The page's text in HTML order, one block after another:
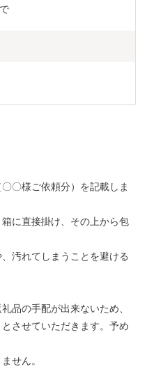
〇様ご依頼分）を記載しま
に直接掛け、その上から包
汚れてしまうことを避ける
品の手配が出来ないため、
させていただきます。予め
せん。